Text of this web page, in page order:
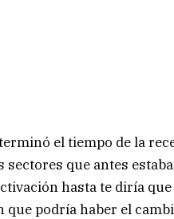
el tiempo de la
sectores que antes
hasta te diría
que podría haber el